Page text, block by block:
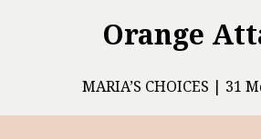
Orange
ΜARIA’S CHOICES 31